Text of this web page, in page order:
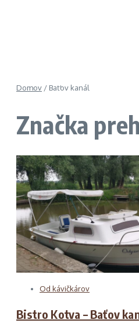
Domov / Baťov kanál
Značka
Od kávičkárov
Bistro Kotva – Baťov